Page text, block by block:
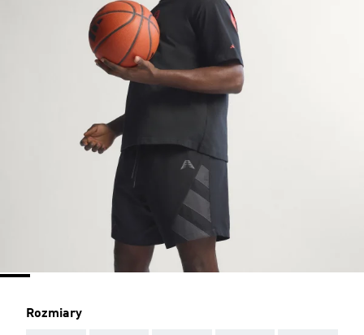
Rozmiary